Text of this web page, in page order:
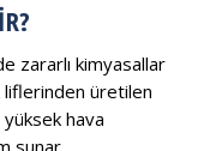
zararlı kimyasallar
liflerinden üretilen
hava
sunar.